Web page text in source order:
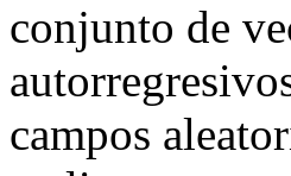
conjunto de
campos